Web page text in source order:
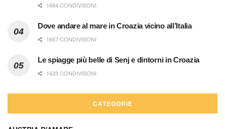
1684 CONDIVISONI
Dove andare al mare in Croazia vicino all’Italia
1667 CONDIVISONI
Le spiagge più belle di Senj e dintorni in Croazia
1633 CONDIVISONI
CATEGORIE